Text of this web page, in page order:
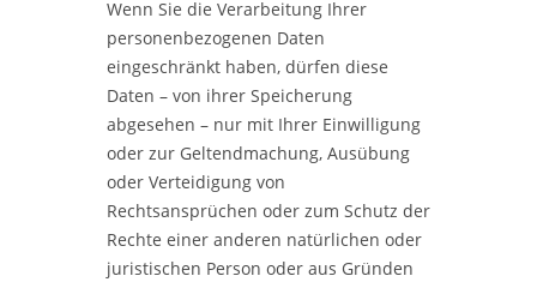
Wenn Sie die Verarbeitung Ihrer
personenbezogenen Daten
eingeschränkt haben, dürfen diese
Daten – von ihrer Speicherung
abgesehen – nur mit Ihrer Einwilligung
oder zur Geltendmachung, Ausübung
oder Verteidigung von
Rechtsansprüchen oder zum Schutz der
Rechte einer anderen natürlichen oder
juristischen Person oder aus Gründen